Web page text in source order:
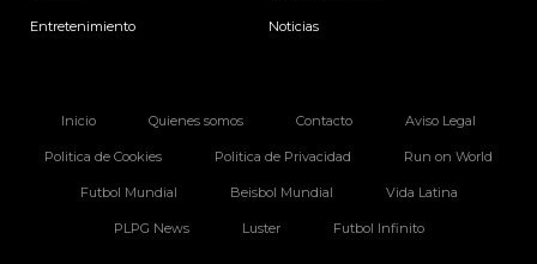
Entretenimiento Noticias
Inicio Quienes somos Contacto Aviso Legal
Politica de Cookies Politica de Privacidad Run on World
Futbol Mundial Beisbol Mundial Vida Latina
PLPG News Luster Futbol Infinito